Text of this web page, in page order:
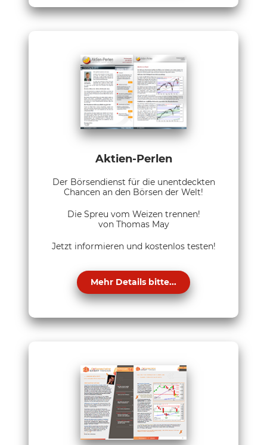
Aktien-Perlen
Der Börsendienst für die unentdeckten
Chancen an den Börsen der Welt!
Die Spreu vom Weizen trennen!
von Thomas May
Jetzt informieren und kostenlos testen!
Mehr Details bitte...